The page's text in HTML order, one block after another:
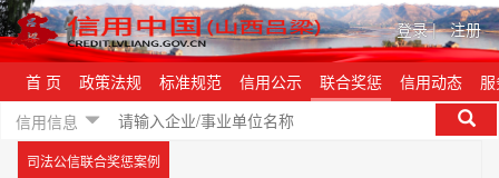
登录| 注册
首 页 政策法规 标准规范 信用公示 联合奖惩 信用动态
信用信息
司法公信联合奖惩案例